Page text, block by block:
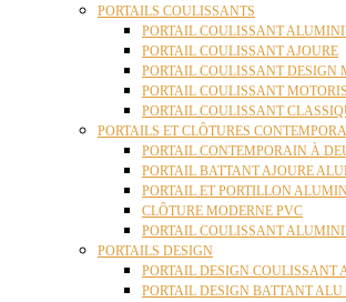
PORTAILS COULISSANTS
PORTAIL COULISSANT
PORTAIL COULISSANT AJOURE
PORTAIL COULISSANT DESIGN
PORTAIL COULISSANT
PORTAIL COULISSANT
PORTAILS ET CLÔTURES
PORTAIL CONTEMPORAIN À
PORTAIL BATTANT AJOURE
PORTAIL ET PORTILLON
CLÔTURE MODERNE PVC
PORTAIL COULISSANT
PORTAILS DESIGN
PORTAIL DESIGN COULISSANT
PORTAIL DESIGN BATTANT